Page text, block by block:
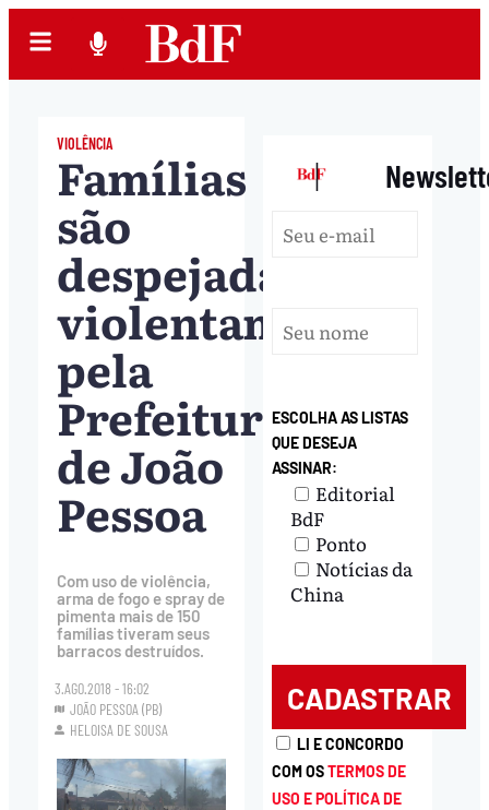
VIOLÊNCIA
Famílias
são
despejadas
violentamente
pela
Prefeitura
de João
Pessoa
Com uso de violência,
arma de fogo e spray de
pimenta mais de 150
famílias tiveram seus
barracos destruídos.
3.AGO.2018 - 16:02
JOÃO PESSOA (PB)
HELOISA DE SOUSA
|
ESCOLHA AS LISTAS
QUE DESEJA
ASSINAR:
Editorial
BdF
Ponto
Notícias da
China
LI E CONCORDO
COM OSTERMOS DE
USO E POLÍTICA DE